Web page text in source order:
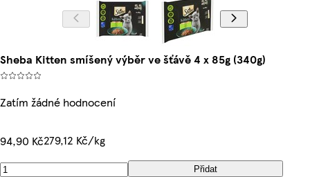
Sheba Kitten smíšený výběr ve šťávě 4 x 85g (340g)
Zatím žádné hodnocení
94,90 Kč279,12 Kč/kg
Přidat